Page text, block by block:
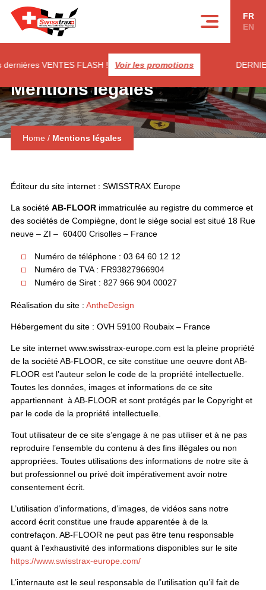
VENTES FLASH ! Voir les promotions
FR
EN
Mentions légales
Home / Mentions légales
Éditeur du site internet : SWISSTRAX Europe
La société AB-FLOORimmatriculée au registre du commerce et
des sociétés de Compiègne, dont le siège social est situé 18 Rue
neuve – ZI – 60400 Crisolles – France
Numéro de téléphone : 03 64 60 12 12
Numéro de TVA : FR93827966904
Numéro de Siret : 827 966 904 00027
Réalisation du site : AntheDesign
Hébergement du site : OVH 59100 Roubaix – France
Le site internet www.swisstrax-europe.com est la pleine propriété
de la société AB-FLOOR, ce site constitue une oeuvre dont AB-
FLOOR est l’auteur selon le code de la propriété intellectuelle.
Toutes les données, images et informations de ce site
appartiennent à AB-FLOOR et sont protégés par le Copyright et
par le code de la propriété intellectuelle.
Tout utilisateur de ce site s’engage à ne pas utiliser et à ne pas
reproduire l’ensemble du contenu à des fins illégales ou non
appropriées. Toutes utilisations des informations de notre site à
but professionnel ou privé doit impérativement avoir notre
consentement écrit.
L’utilisation d’informations, d’images, de vidéos sans notre
accord écrit constitue une fraude apparentée à de la
contrefaçon. AB-FLOOR ne peut pas être tenu responsable
quant à l’exhaustivité des informations disponibles sur le site
https://www.swisstrax-europe.com/
L’internaute est le seul responsable de l’utilisation qu’il fait de
Panneau de gestion des cookies